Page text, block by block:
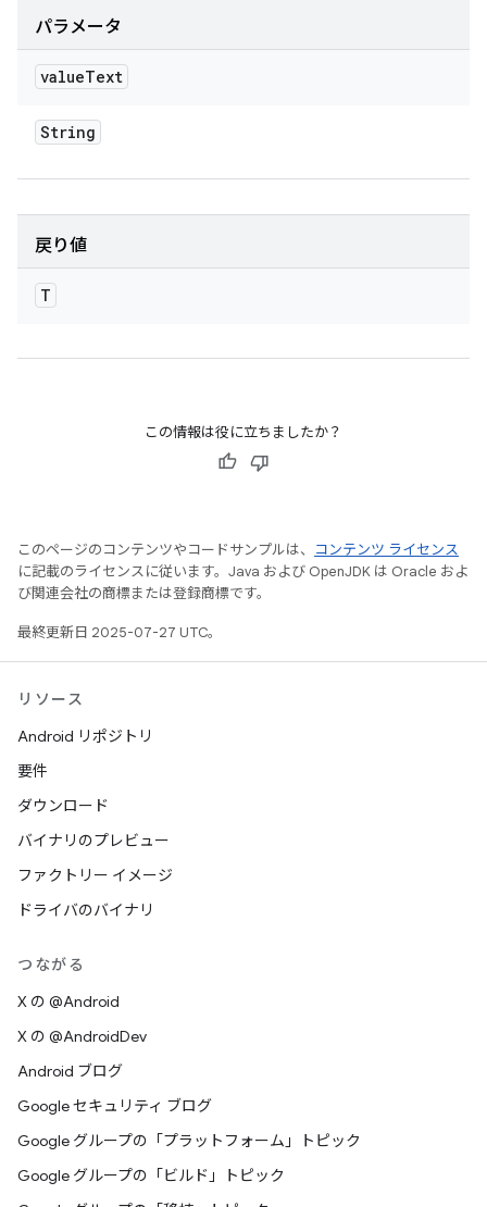
パラメータ
valueText
String
戻り値
T
この情報は役に立ちましたか？
このページのコンテンツやコードサンプルは、
コンテンツ ライセンス
に記載のライセンスに従います。Java および OpenJDK は Oracle およ
び関連会社の商標または登録商標です。
最終更新日 2025-07-27 UTC。
リソース
Android リポジトリ
要件
ダウンロード
バイナリのプレビュー
ファクトリー イメージ
ドライバのバイナリ
つながる
X の @Android
X の @AndroidDev
Android ブログ
Google セキュリティ ブログ
Google グループの「プラットフォーム」トピック
Google グループの「ビルド」トピック